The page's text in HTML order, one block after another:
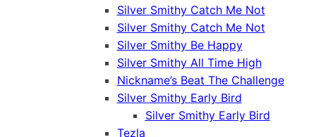
Silver Smithy Catch Me Not
Silver Smithy Catch Me Not
Silver Smithy Be Happy
Silver Smithy All Time High
Nickname’s Beat The Challenge
Silver Smithy Early Bird
Silver Smithy Early Bird
Tezla